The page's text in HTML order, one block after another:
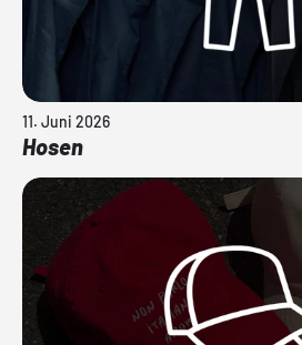
11. Juni 2026
Hosen